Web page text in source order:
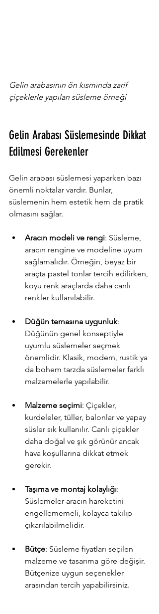
Gelin arabasının ön kısmında zarif
çiçeklerle yapılan süsleme örneği
Gelin Arabası Süslemesinde Dikkat
Edilmesi Gerekenler
Gelin arabası süslemesi yaparken bazı
önemli noktalar vardır. Bunlar,
süslemenin hem estetik hem de pratik
olmasını sağlar.
Aracın modeli ve rengi: Süsleme,
aracın rengine ve modeline uyum
sağlamalıdır. Örneğin, beyaz bir
araçta pastel tonlar tercih edilirken,
koyu renk araçlarda daha canlı
renkler kullanılabilir.
Düğün temasına uygunluk:
Düğünün genel konseptiyle
uyumlu süslemeler seçmek
önemlidir. Klasik, modern, rustik ya
da bohem tarzda süslemeler farklı
malzemelerle yapılabilir.
Malzeme seçimi: Çiçekler,
kurdeleler, tüller, balonlar ve yapay
süsler sık kullanılır. Canlı çiçekler
daha doğal ve şık görünür ancak
hava koşullarına dikkat etmek
gerekir.
Taşıma ve montaj kolaylığı:
Süslemeler aracın hareketini
engellememeli, kolayca takılıp
çıkarılabilmelidir.
Bütçe: Süsleme fiyatları seçilen
malzeme ve tasarıma göre değişir.
Bütçenize uygun seçenekler
arasından tercih yapabilirsiniz.